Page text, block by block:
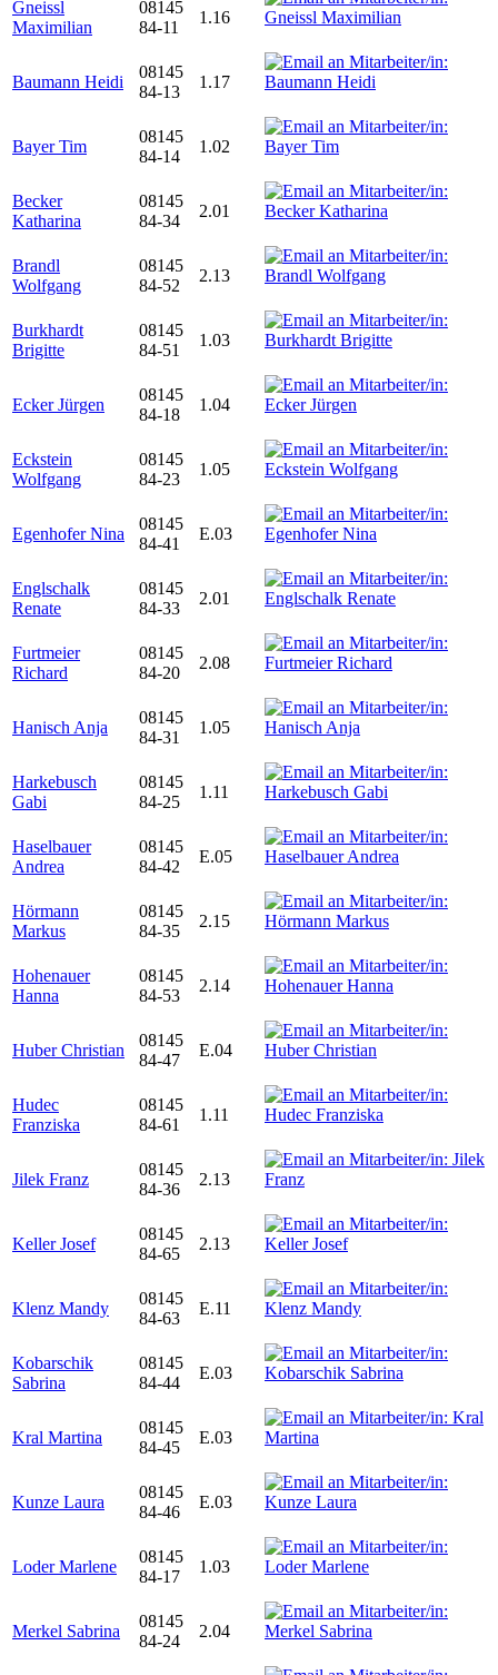
Gneissl
Maximilian
08145
84-11
1.16
Baumann Heidi
08145
84-13
1.17
Bayer Tim
08145
84-14
1.02
Becker
Katharina
08145
84-34
2.01
Brandl
Wolfgang
08145
84-52
2.13
Burkhardt
Brigitte
08145
84-51
1.03
Ecker Jürgen
08145
84-18
1.04
Eckstein
Wolfgang
08145
84-23
1.05
Egenhofer Nina
08145
84-41
E.03
Englschalk
Renate
08145
84-33
2.01
Furtmeier
Richard
08145
84-20
2.08
Hanisch Anja
08145
84-31
1.05
Harkebusch
Gabi
08145
84-25
1.11
Haselbauer
Andrea
08145
84-42
E.05
Hörmann
Markus
08145
84-35
2.15
Hohenauer
Hanna
08145
84-53
2.14
Huber Christian
08145
84-47
E.04
Hudec
Franziska
08145
84-61
1.11
Jilek Franz
08145
84-36
2.13
Keller Josef
08145
84-65
2.13
Klenz Mandy
08145
84-63
E.11
Kobarschik
Sabrina
08145
84-44
E.03
Kral Martina
08145
84-45
E.03
Kunze Laura
08145
84-46
E.03
Loder Marlene
08145
84-17
1.03
Merkel Sabrina
08145
84-24
2.04